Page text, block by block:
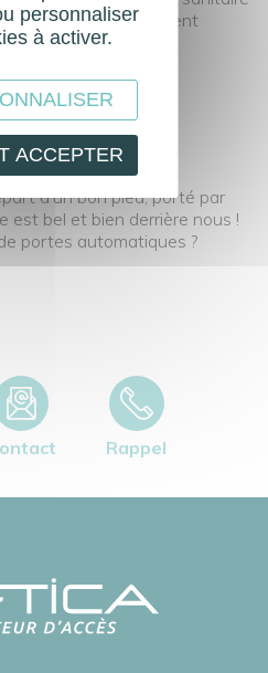
dans un établissement
d'un bon pied, porté par
est bel et bien derrière nous !
portes automatiques ?
Rappel
personnaliser
à activer.
ACCEPTER